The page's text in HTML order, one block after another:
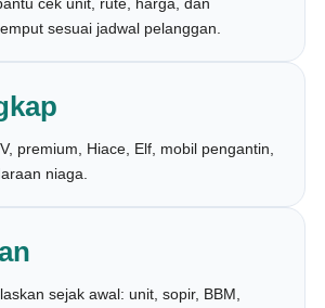
sesuai jadwal pelanggan.
premium, Hiace, Elf, mobil pengantin,
niaga.
sejak awal: unit, sopir, BBM,